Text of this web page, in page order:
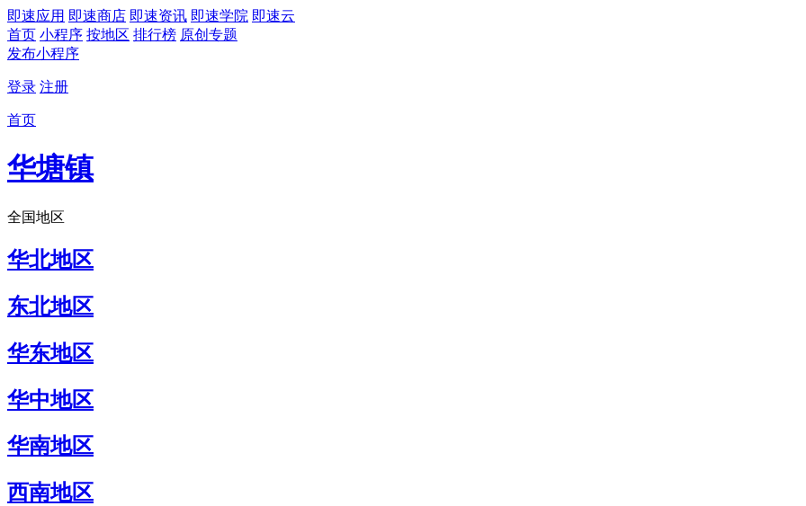
即速应用 即速商店 即速资讯 即速学院 即速云
首页 小程序 按地区 排行榜 原创专题
发布小程序
登录 注册
首页
华塘镇
全国地区
华北地区
东北地区
华东地区
华中地区
华南地区
西南地区